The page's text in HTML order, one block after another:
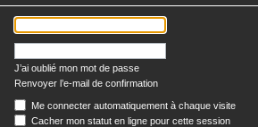
J’ai oublié mon mot de passe
Renvoyer l’e-mail de confirmation
Me connecter automatiquement à chaque visite
Cacher mon statut en ligne pour cette session